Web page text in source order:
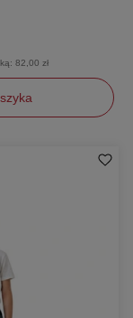
82,00 zł